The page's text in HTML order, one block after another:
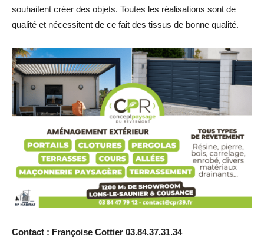
souhaitent créer des objets. Toutes les réalisations sont de
qualité et nécessitent de ce fait des tissus de bonne qualité.
Contact : Françoise Cottier 03.84.37.31.34